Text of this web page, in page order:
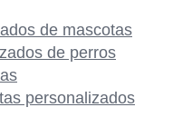
de mascotas
de perros
personalizados